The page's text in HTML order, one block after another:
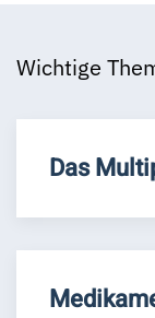
Wichtige
Das